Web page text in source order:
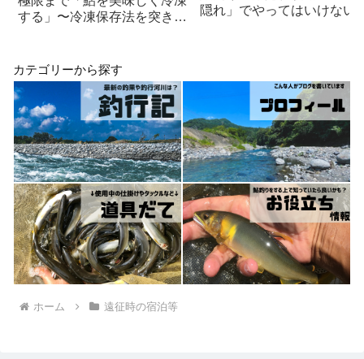
する」〜冷凍保存法を突き詰
隠れ」でやってはいけない8
カテゴリーから探す
ホーム 遠征時の宿泊等